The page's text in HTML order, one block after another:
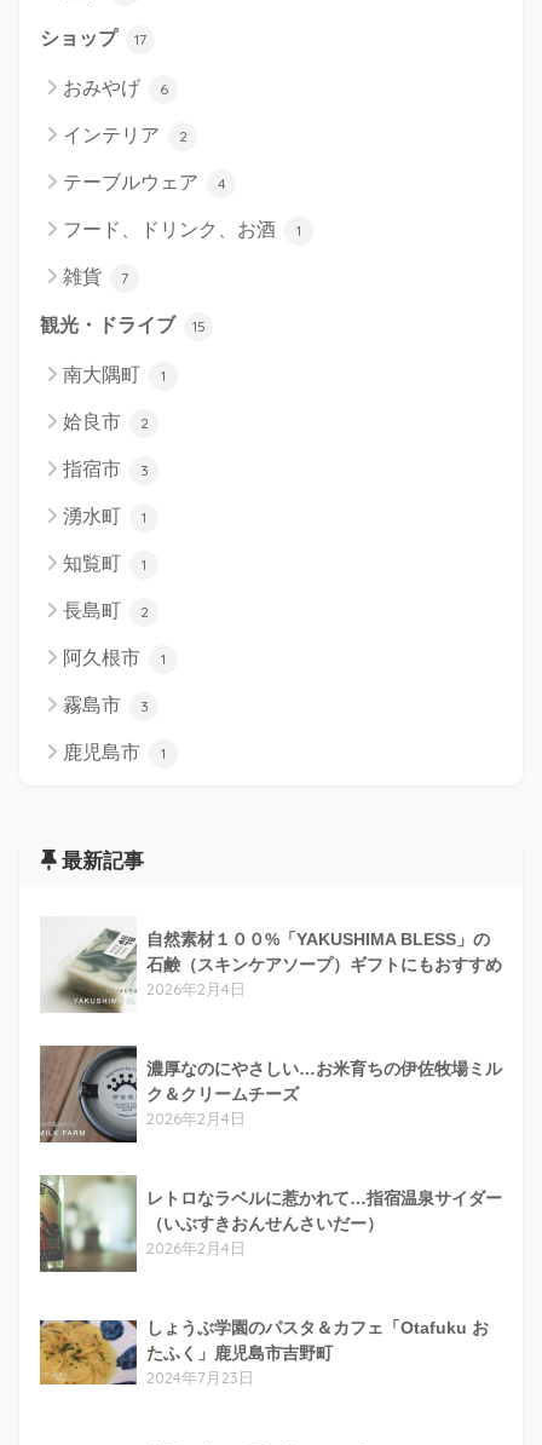
ショップ 17
おみやげ 6
インテリア 2
テーブルウェア 4
フード、ドリンク、お酒 1
雑貨 7
観光・ドライブ 15
南大隅町 1
姶良市 2
指宿市 3
湧水町 1
知覧町 1
長島町 2
阿久根市 1
霧島市 3
鹿児島市 1
最新記事
自然素材１００%「YAKUSHIMA BLESS」の
石鹸（スキンケアソープ）ギフトにもおすすめ
2026年2月4日
濃厚なのにやさしい…お米育ちの伊佐牧場ミル
ク＆クリームチーズ
2026年2月4日
レトロなラベルに惹かれて…指宿温泉サイダー
（いぶすきおんせんさいだー）
2026年2月4日
しょうぶ学園のパスタ＆カフェ「Otafuku お
たふく」鹿児島市吉野町
2024年7月23日